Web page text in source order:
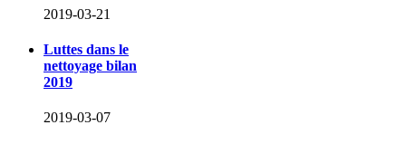
2019-03-21
Luttes dans le
nettoyage bilan
2019
2019-03-07